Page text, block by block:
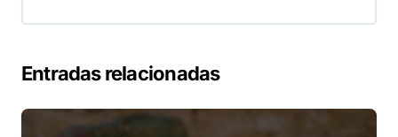
Entradas relacionadas